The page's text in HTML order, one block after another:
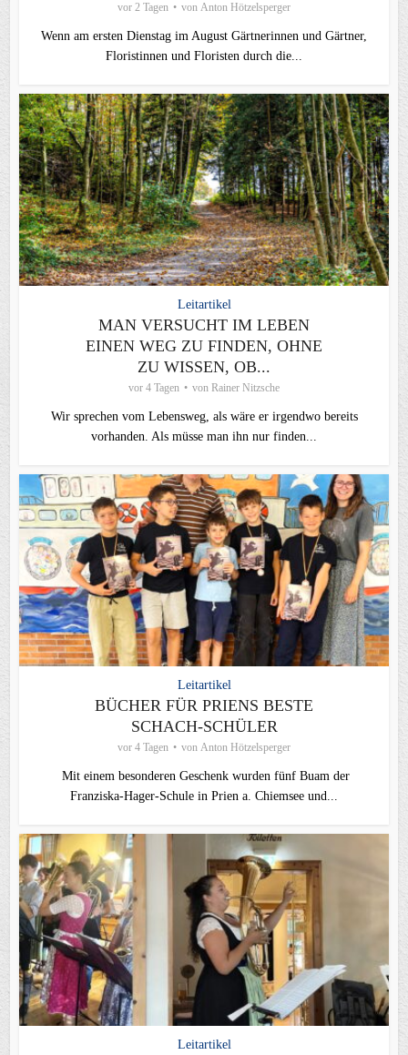
vor 2 Tagen von Anton Hötzelsperger
Wenn am ersten Dienstag im August Gärtnerinnen und Gärtner,
Floristinnen und Floristen durch die...
Leitartikel
MAN VERSUCHT IM LEBEN
EINEN WEG ZU FINDEN, OHNE
ZU WISSEN, OB...
vor 4 Tagen von Rainer Nitzsche
Wir sprechen vom Lebensweg, als wäre er irgendwo bereits
vorhanden. Als müsse man ihn nur finden...
Leitartikel
BÜCHER FÜR PRIENS BESTE
SCHACH-SCHÜLER
vor 4 Tagen von Anton Hötzelsperger
Mit einem besonderen Geschenk wurden fünf Buam der
Franziska-Hager-Schule in Prien a. Chiemsee und...
Leitartikel